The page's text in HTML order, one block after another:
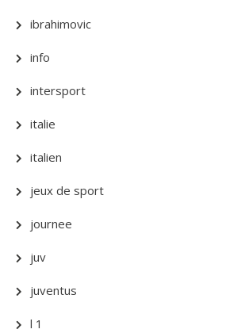
ibrahimovic
info
intersport
italie
italien
jeux de sport
journee
juv
juventus
l 1